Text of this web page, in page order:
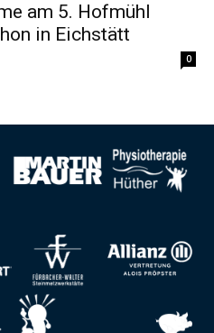
am 5. Hofmühl
in Eichstätt
0